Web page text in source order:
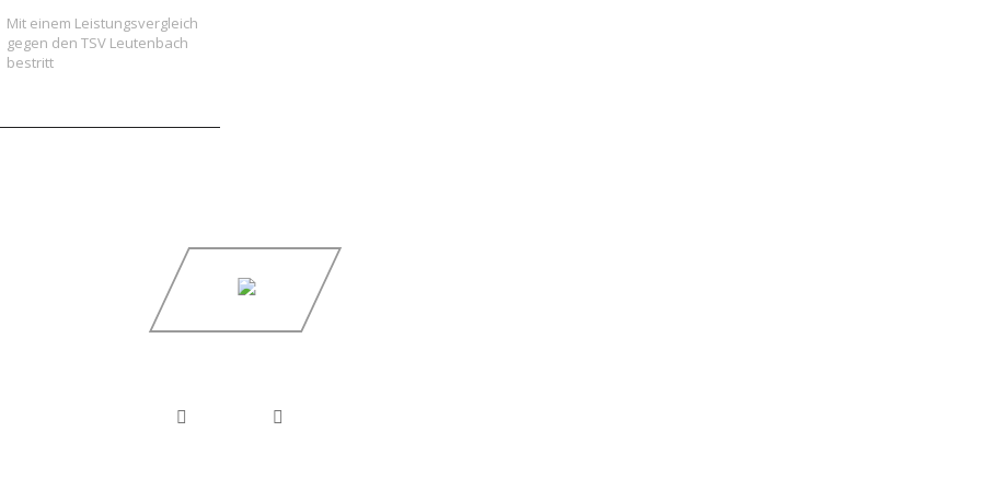
Mit einem Leistungsvergleich
gegen den TSV Leutenbach
bestritt